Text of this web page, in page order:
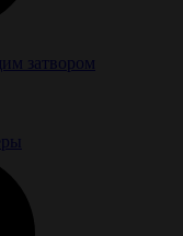
затвором